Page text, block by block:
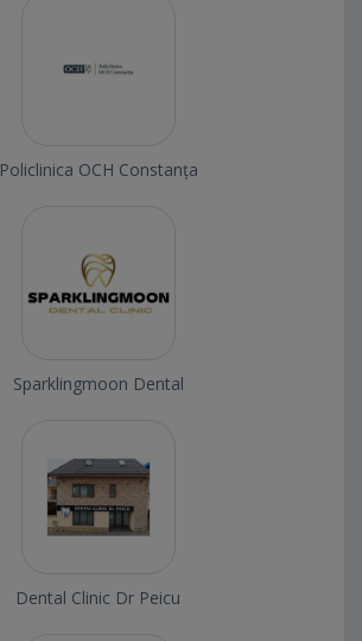
Policlinica OCH Constanța
Sparklingmoon Dental
Dental Clinic Dr Peicu